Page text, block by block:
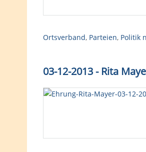
Ortsverband, Parteien, Politik
03-12-2013 - Rita